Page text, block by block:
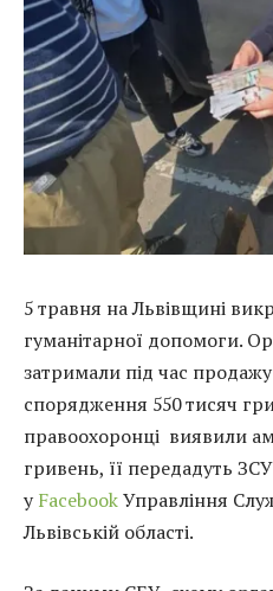
5 травня на Львівщині
гуманітарної допомоги.
затримали під час
спорядження 550 тисяч
правоохоронці виявили
гривень, її передадуть
у FacebookУправління
Львівській області.